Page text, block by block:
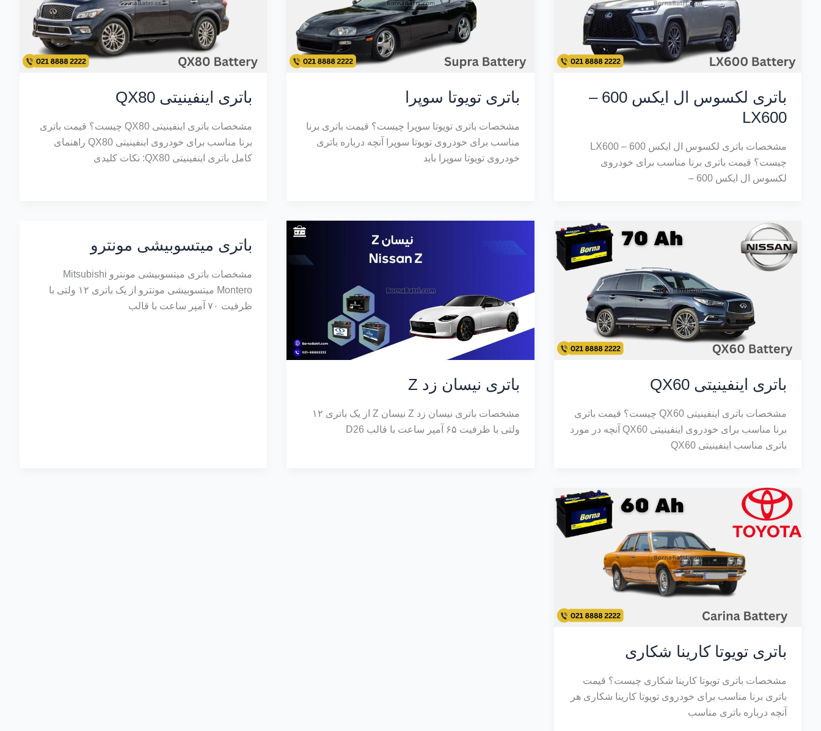
باتری لکسوس ال ایکس 600 –
LX600
مشخصات باتری لکسوس ال ایکس 600 – LX600
چیست؟ قیمت باتری برنا مناسب برای خودروی
لکسوس ال ایکس 600 –
باتری تویوتا سوپرا
مشخصات باتری تویوتا سوپرا چیست؟ قیمت باتری برنا
مناسب برای خودروی تویوتا سوپرا آنچه درباره باتری
خودروی تویوتا سوپرا باید
باتری اینفینیتی QX80
مشخصات باتری اینفینیتی QX80 چیست؟ قیمت باتری
برنا مناسب برای خودروی اینفینیتی QX80 راهنمای
کامل باتری اینفینیتی QX80: نکات کلیدی
باتری اینفینیتی QX60
مشخصات باتری اینفینیتی QX60 چیست؟ قیمت باتری
برنا مناسب برای خودروی اینفینیتی QX60 آنچه در مورد
باتری مناسب اینفینیتی QX60
باتری نیسان زد Z
مشخصات باتری نیسان زد Z نیسان Z از یک باتری ۱۲
ولتی با ظرفیت ۶۵ آمپر ساعت با قالب D26
باتری میتسوبیشی مونترو
مشخصات باتری میتسوبیشی مونترو Mitsubishi
Montero میتسوبیشی مونترو از یک باتری ۱۲ ولتی با
ظرفیت ۷۰ آمپر ساعت با قالب
باتری تویوتا کارینا شکاری
مشخصات باتری تویوتا کارینا شکاری چیست؟ قیمت
باتری برنا مناسب برای خودروی تویوتا کارینا شکاری هر
آنچه درباره باتری مناسب